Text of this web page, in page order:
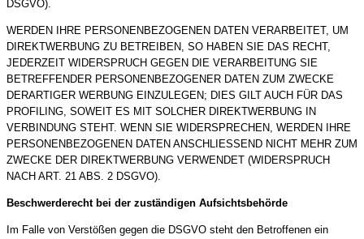
DSGVO).
WERDEN IHRE PERSONENBEZOGENEN DATEN VERARBEITET, UM
DIREKTWERBUNG ZU BETREIBEN, SO HABEN SIE DAS RECHT,
JEDERZEIT WIDERSPRUCH GEGEN DIE VERARBEITUNG SIE
BETREFFENDER PERSONENBEZOGENER DATEN ZUM ZWECKE
DERARTIGER WERBUNG EINZULEGEN; DIES GILT AUCH FÜR DAS
PROFILING, SOWEIT ES MIT SOLCHER DIREKTWERBUNG IN
VERBINDUNG STEHT. WENN SIE WIDERSPRECHEN, WERDEN IHRE
PERSONENBEZOGENEN DATEN ANSCHLIESSEND NICHT MEHR ZUM
ZWECKE DER DIREKTWERBUNG VERWENDET (WIDERSPRUCH
NACH ART. 21 ABS. 2 DSGVO).
Beschwerde­recht bei der zuständigen Aufsichts­behörde
Im Falle von Verstößen gegen die DSGVO steht den Betroffenen ein